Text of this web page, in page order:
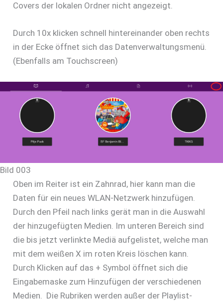
Covers der lokalen Ordner nicht angezeigt.
Durch 10x klicken schnell hintereinander oben rechts
in der Ecke öffnet sich das Datenverwaltungsmenü.
(Ebenfalls am Touchscreen)
Bild 003
Oben im Reiter ist ein Zahnrad, hier kann man die
Daten für ein neues WLAN-Netzwerk hinzufügen.
Durch den Pfeil nach links gerät man in die Auswahl
der hinzugefügten Medien. Im unteren Bereich sind
die bis jetzt verlinkte Mediä aufgelistet, welche man
mit dem weißen X im roten Kreis löschen kann.
Durch Klicken auf das + Symbol öffnet sich die
Eingabemaske zum Hinzufügen der verschiedenen
Medien. Die Rubriken werden außer der Playlist-